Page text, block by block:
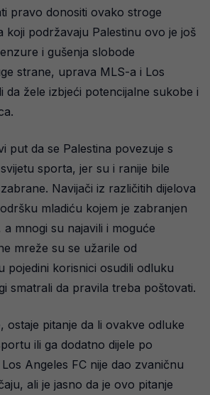
pravo donositi ovako stroge
koji podržavaju Palestinu ovo je još
i gušenja slobode
strane, uprava MLS-a i Los
da žele izbjeći potencijalne sukobe i
put da se Palestina povezuje s
sporta, jer su i ranije bile
Navijači iz različitih dijelova
mladiću kojem je zabranjen
mnogi su najavili i moguće
mreže su se užarile od
pojedini korisnici osudili odluku
smatrali da pravila treba poštovati.
ostaje pitanje da li ovakve odluke
ili ga dodatno dijele po
Angeles FC nije dao zvaničnu
ali je jasno da je ovo pitanje